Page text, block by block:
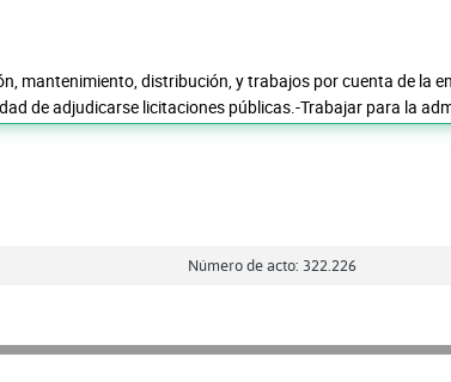
mantenimiento, distribución, y trabajos por cuenta de la
de adjudicarse licitaciones públicas.-Trabajar para la
Número de acto: 322.226